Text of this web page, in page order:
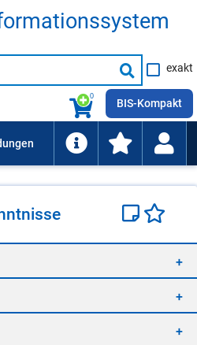
Suche
starten
exakt
0
BIS-Kompakt